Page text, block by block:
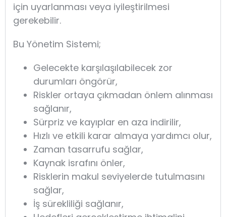
için uyarlanması veya iyileştirilmesi
gerekebilir.
Bu Yönetim Sistemi;
Gelecekte karşılaşılabilecek zor
durumları öngörür,
Riskler ortaya çıkmadan önlem alınması
sağlanır,
Sürpriz ve kayıplar en aza indirilir,
Hızlı ve etkili karar almaya yardımcı olur,
Zaman tasarrufu sağlar,
Kaynak israfını önler,
Risklerin makul seviyelerde tutulmasını
sağlar,
İş sürekliliği sağlanır,